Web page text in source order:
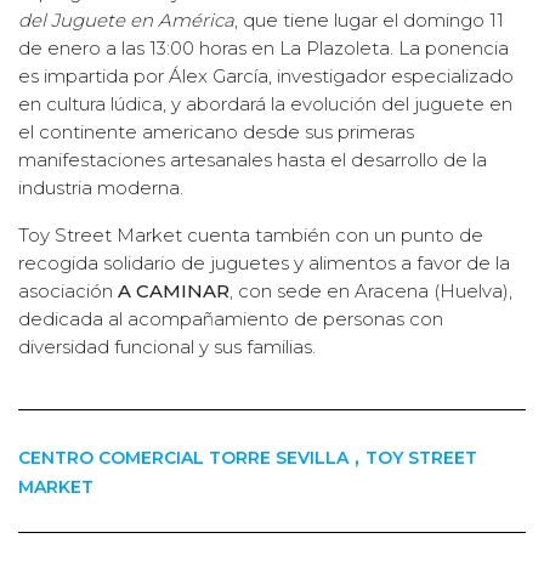
del Juguete en América, que tiene lugar el domingo 11
de enero a las 13:00 horas en La Plazoleta. La ponencia
es impartida por Álex García, investigador especializado
en cultura lúdica, y abordará la evolución del juguete en
el continente americano desde sus primeras
manifestaciones artesanales hasta el desarrollo de la
industria moderna.
Toy Street Market cuenta también con un punto de
recogida solidario de juguetes y alimentos a favor de la
asociación A CAMINAR, con sede en Aracena (Huelva),
dedicada al acompañamiento de personas con
diversidad funcional y sus familias.
CENTRO COMERCIAL TORRE SEVILLA , TOY STREET
MARKET